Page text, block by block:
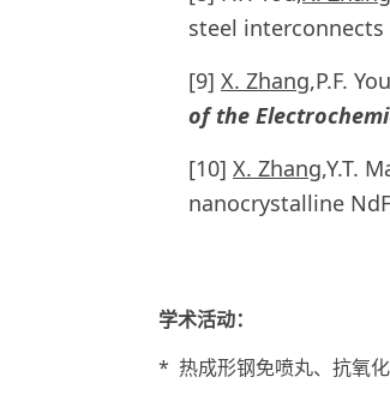
steel
[9] X. Zhang,P.F.
of the
[10] X. Zhang,Y.T.
nanocrystalline
学术活动：
* 热成形钢免喷丸、抗氧